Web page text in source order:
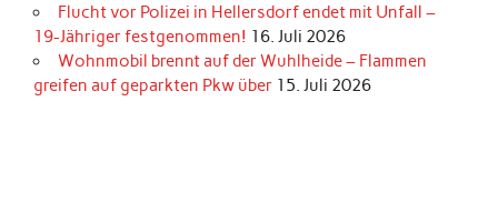
Flucht vor Polizei in Hellersdorf endet mit Unfall –
19-Jähriger festgenommen! 16. Juli 2026
Wohnmobil brennt auf der Wuhlheide – Flammen
greifen auf geparkten Pkw über 15. Juli 2026